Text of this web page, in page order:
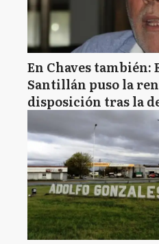
En Chaves también:
Santillán puso la
disposición tras la